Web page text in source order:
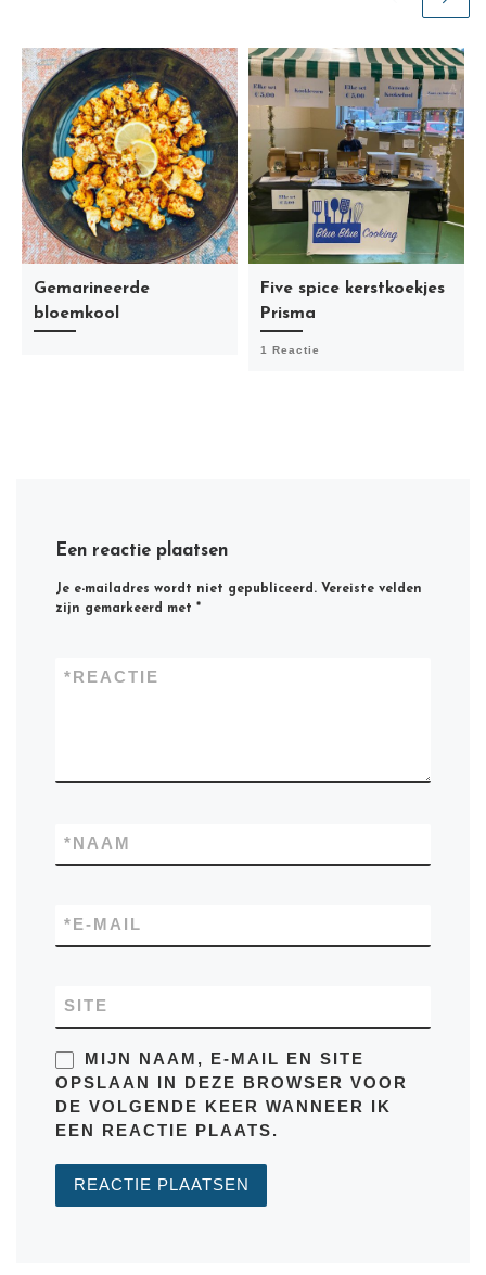
Gemarineerde
bloemkool
Five spice kerstkoekjes
Prisma
1 Reactie
Een reactie plaatsen
Je e-mailadres wordt niet gepubliceerd. Vereiste velden
zijn gemarkeerd met*
REACTIE
*
NAAM
*
E-MAIL
*
SITE
MIJN NAAM, E-MAIL EN SITE
OPSLAAN IN DEZE BROWSER VOOR
DE VOLGENDE KEER WANNEER IK
EEN REACTIE PLAATS.